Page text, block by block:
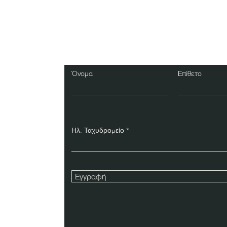
Όνομα Επίθετο
Ηλ. Ταχυδρομείο
Εγγραφή